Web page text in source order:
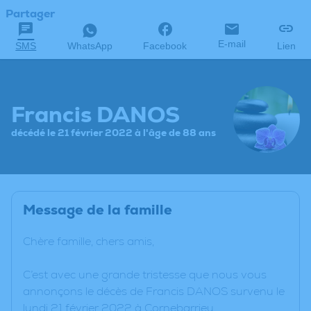
Partager
SMS WhatsApp Facebook E-mail Lien
Francis DANOS
décédé le 21 février 2022 à l'âge de 88 ans
Message de la famille
Chère famille, chers amis,
C’est avec une grande tristesse que nous vous
annonçons le décès de Francis DANOS survenu le
lundi 21 février 2022 à Cornebarrieu.